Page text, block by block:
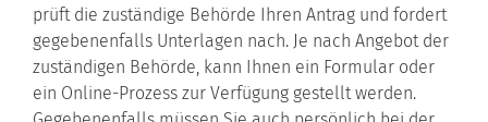
prüft die zuständige Behörde Ihren Antrag und fordert
gegebenenfalls Unterlagen nach. Je nach Angebot der
zuständigen Behörde, kann Ihnen ein Formular oder
ein Online-Prozess zur Verfügung gestellt werden.